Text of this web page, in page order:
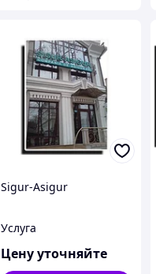
Sigur-Asigur
Услуга
Цену уточняйте